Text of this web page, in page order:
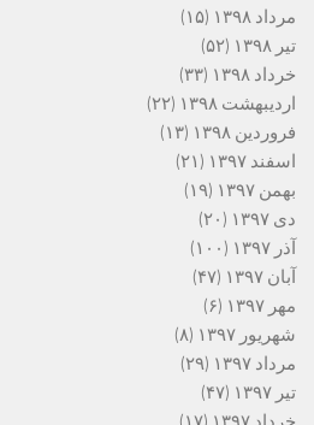
مرداد ۱۳۹۸
(۱۵)
تیر ۱۳۹۸
(۵۲)
خرداد ۱۳۹۸
(۳۳)
اردیبهشت ۱۳۹۸
(۲۲)
فروردین ۱۳۹۸
(۱۳)
اسفند ۱۳۹۷
(۲۱)
بهمن ۱۳۹۷
(۱۹)
دی ۱۳۹۷
(۲۰)
آذر ۱۳۹۷
(۱۰۰)
آبان ۱۳۹۷
(۴۷)
مهر ۱۳۹۷
(۶)
شهریور ۱۳۹۷
(۸)
مرداد ۱۳۹۷
(۲۹)
تیر ۱۳۹۷
(۴۷)